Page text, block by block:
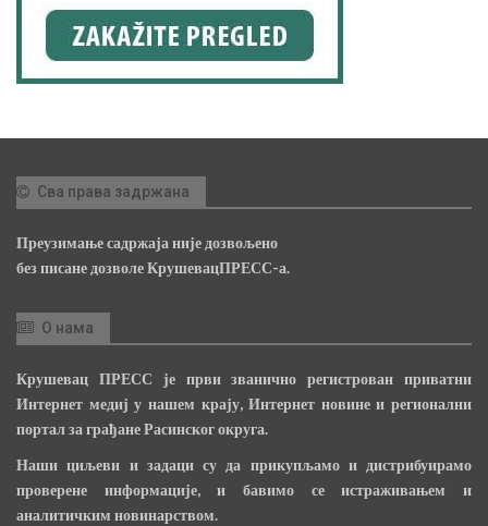
Сва права задржана
Преузимање садржаја није дозвољено
без писане дозволе КрушевацПРЕСС-а.
О нама
Крушевац ПРЕСС је први званично регистрован приватни
Интернет медиј у нашем крају, Интернет новине и регионални
портал за грађане Расинског округа.
Наши циљеви и задаци су да прикупљамо и дистрибуирамо
проверене информације, и бавимо се истраживањем и
аналитичким новинарством.